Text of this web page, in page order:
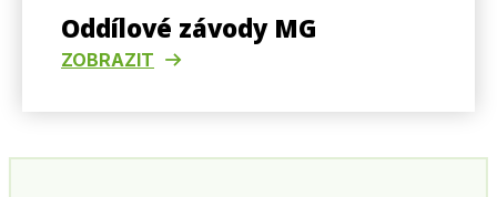
Oddílové závody MG
ZOBRAZIT